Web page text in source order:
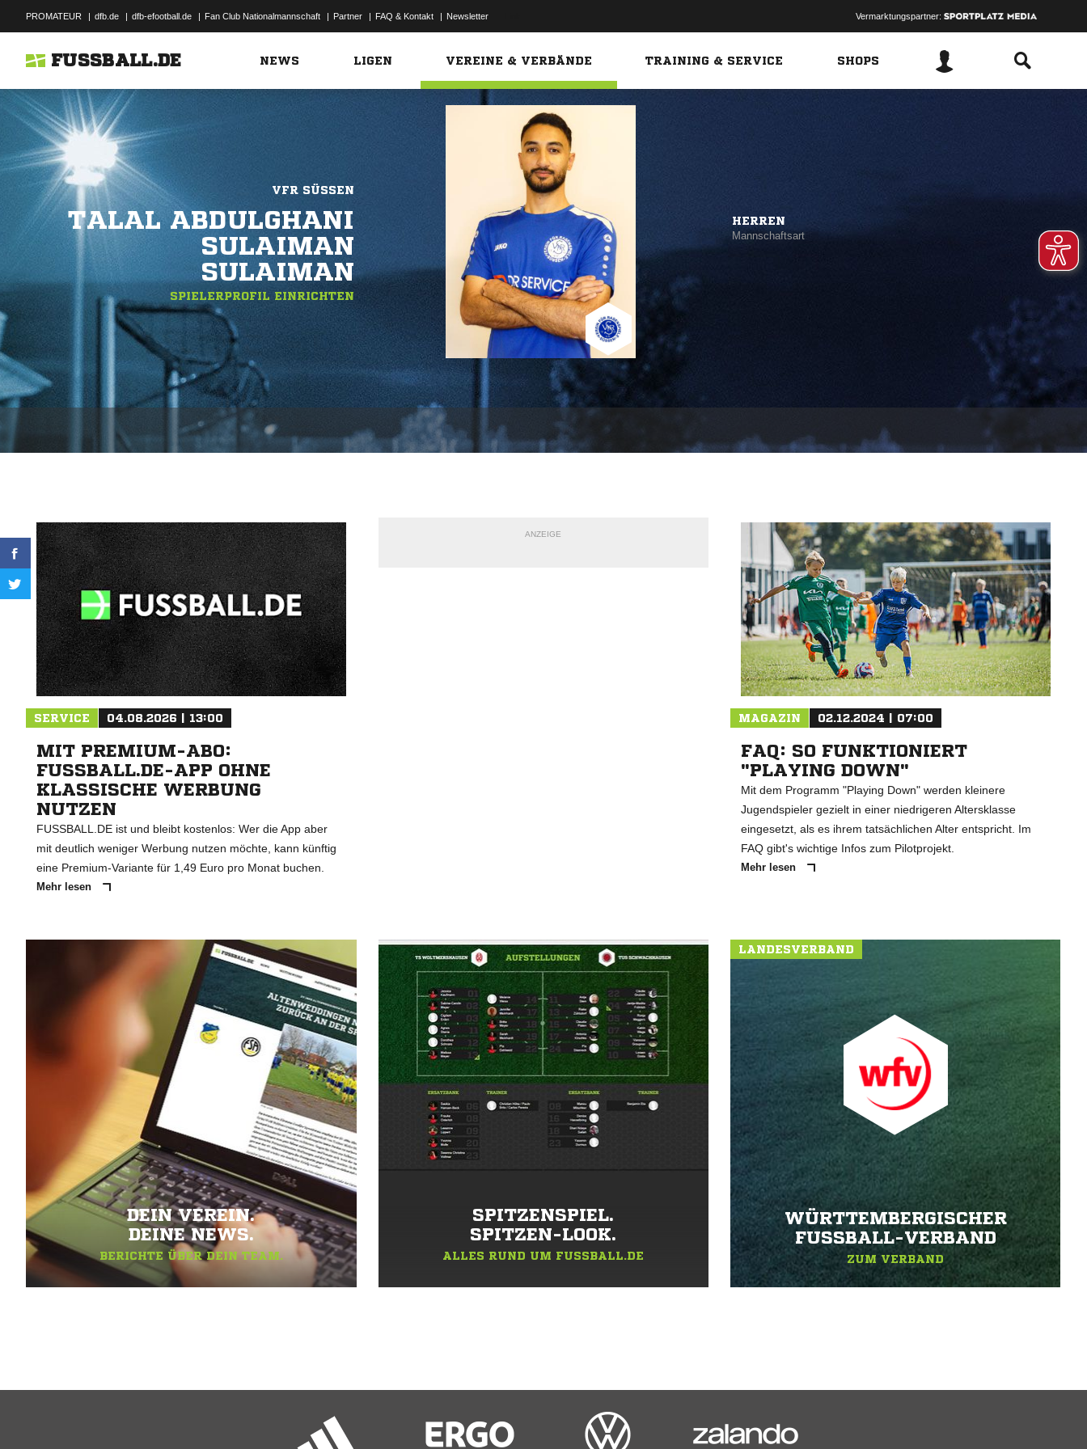
PROMATEUR | dfb.de | dfb-efootball.de | Fan Club Nationalmannschaft | Partner | FAQ & Kontakt | Newsletter Vermarktungspartner:
FUSSBALL.DE NEWS LIGEN VEREINE & VERBÄNDE TRAINING & SERVICE SHOPS
VFR SÜSSEN
TALAL ABDULGHANI
SULAIMAN
SULAIMAN
SPIELERPROFIL EINRICHTEN
HERREN
Mannschaftsart
SERVICE 04.08.2026 | 13:00
MIT PREMIUM-ABO:
FUSSBALL.DE-APP OHNE
KLASSISCHE WERBUNG
NUTZEN
FUSSBALL.DE ist und bleibt kostenlos: Wer die App aber
mit deutlich weniger Werbung nutzen möchte, kann künftig
eine Premium-Variante für 1,49 Euro pro Monat buchen.
Mehr lesen
ANZEIGE
MAGAZIN 02.12.2024 | 07:00
FAQ: SO FUNKTIONIERT
"PLAYING DOWN"
Mit dem Programm "Playing Down" werden kleinere
Jugendspieler gezielt in einer niedrigeren Altersklasse
eingesetzt, als es ihrem tatsächlichen Alter entspricht. Im
FAQ gibt's wichtige Infos zum Pilotprojekt.
Mehr lesen
DEIN VEREIN.
DEINE NEWS.
BERICHTE ÜBER DEIN TEAM.
SPITZENSPIEL.
SPITZEN-LOOK.
ALLES RUND UM FUSSBALL.DE
LANDESVERBAND
WÜRTTEMBERGISCHER
FUSSBALL-VERBAND
ZUM VERBAND